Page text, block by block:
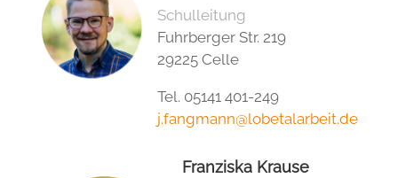
Schulleitung
Fuhrberger Str. 219
29225 Celle
Tel. 05141 401-249
j.fangmann@lobetalarbeit.de
Franziska Krause